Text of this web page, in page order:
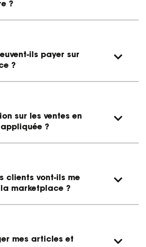
?
ils payer sur
?
sur les ventes en
?
clients vont-ils me
marketplace ?
mes articles et